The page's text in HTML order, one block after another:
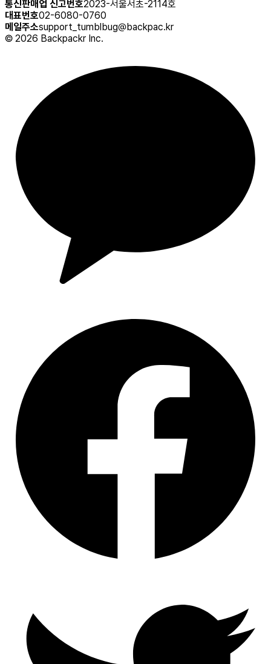
통신판매업 신고번호2023-서울서초-2114호
대표번호02-6080-0760
메일주소support_tumblbug@backpac.kr
© 2026 Backpackr Inc.